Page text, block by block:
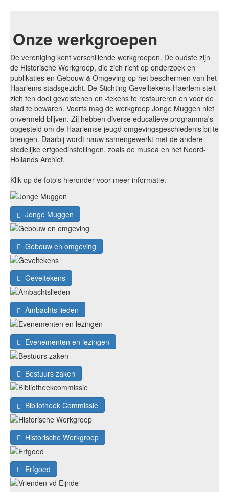
Onze werkgroepen
De vereniging kent verschillende werkgroepen. De oudste zijn
de Historische Werkgroep, die zich richt op onderzoek en
publikaties en Gebouw & Omgeving op het beschermen van het
Haarlems stadsgezicht. De Stichting Gevelltekens Haerlem stelt
zich ten doel gevelstenen en -tekens te restaureren en voor de
stad te bewaren. Voorts mag de werkgroep Jonge Muggen niet
onvermeld blijven. Zij hebben diverse educatieve programma's
opgesteld om de Haarlemse jeugd omgevingsgeschiedenis bij te
brengen. Daarbij wordt nauw samengewerkt met de andere
stedelijke erfgoedinstellingen, zoals de musea en het Noord-
Hollands Archief.
Klik op de foto's hieronder voor meer informatie.
Jonge Muggen
Gebouw en omgeving
Geveltekens
Ambachts lieden
Evenementen en lezingen
Bestuurs zaken
Bibliotheek Commissie
Historische Werkgroep
Erfgoed